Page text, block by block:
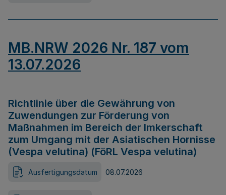
MB.NRW 2026 Nr. 187 vom
13.07.2026
Richtlinie über die Gewährung von
Zuwendungen zur Förderung von
Maßnahmen im Bereich der Imkerschaft
zum Umgang mit der Asiatischen Hornisse
(Vespa velutina) (FöRL Vespa velutina)
Ausfertigungsdatum 08.07.2026